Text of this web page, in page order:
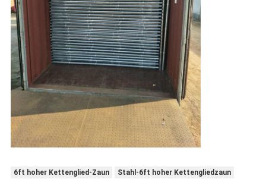
6ft hoher Kettenglied-Zaun
Stahl-6ft hoher Kettengliedzaun